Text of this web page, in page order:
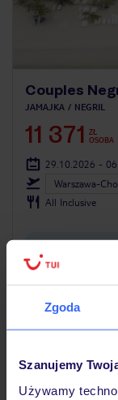
Zgoda
Szanujemy
Używamy
Couples
JAMAJKA NEGRIL
11 371
ZŁ
OSOBA
29.10.2026 -
Warszawa-
All Inclusive
hotel tylko dla
ZALICZKA 25%